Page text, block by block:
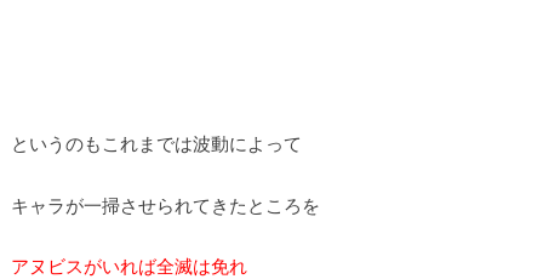
というのもこれまでは波動によって
キャラが一掃させられてきたところを
アヌビスがいれば全滅は免れ